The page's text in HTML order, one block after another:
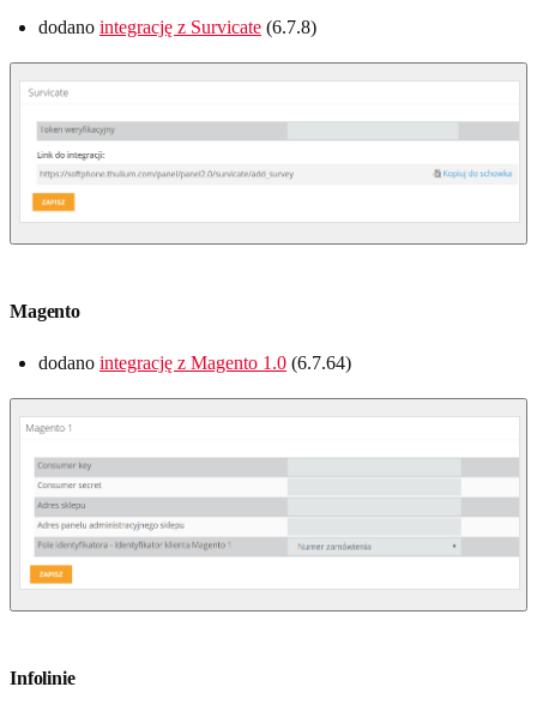
dodano integrację z Survicate (6.7.8)
Magento
dodano integrację z Magento 1.0 (6.7.64)
Infolinie